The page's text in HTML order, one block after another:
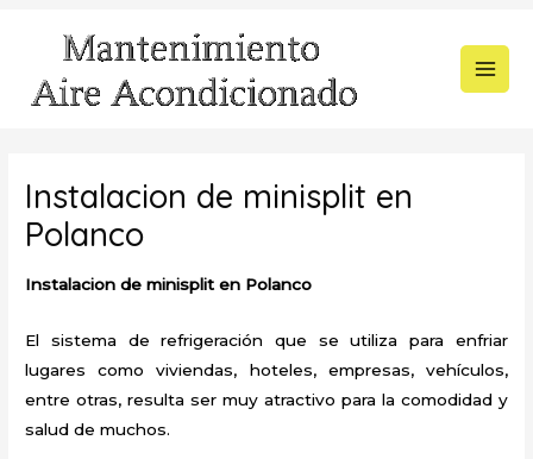
contenido
Instalacion de minisplit en
Polanco
Instalacion de minisplit en Polanco
El sistema de refrigeración que se utiliza para enfriar
lugares como viviendas, hoteles, empresas, vehículos,
entre otras, resulta ser muy atractivo para la comodidad y
salud de muchos.